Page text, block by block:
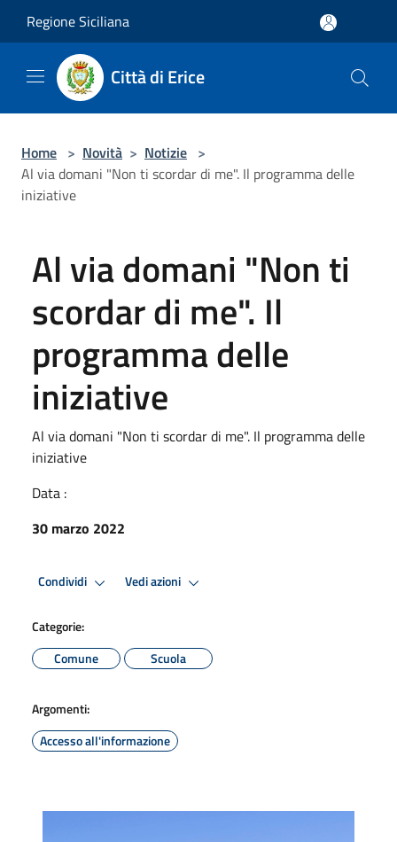
Regione Siciliana
Città di Erice
Home > Novità > Notizie >
Al via domani "Non ti scordar di me". Il programma delle
iniziative
Al via domani "Non ti
scordar di me". Il
programma delle
iniziative
Al via domani "Non ti scordar di me". Il programma delle
iniziative
Data :
30 marzo 2022
Condividi Vedi azioni
Categorie:
Comune
Scuola
Argomenti:
Accesso all'informazione